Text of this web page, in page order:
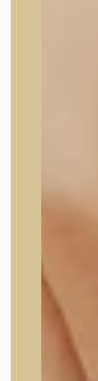
Skin&Lab
SKIN1004
Sungboon
The Plant